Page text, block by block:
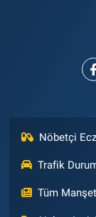
Nöbetçi
Trafik
Tüm